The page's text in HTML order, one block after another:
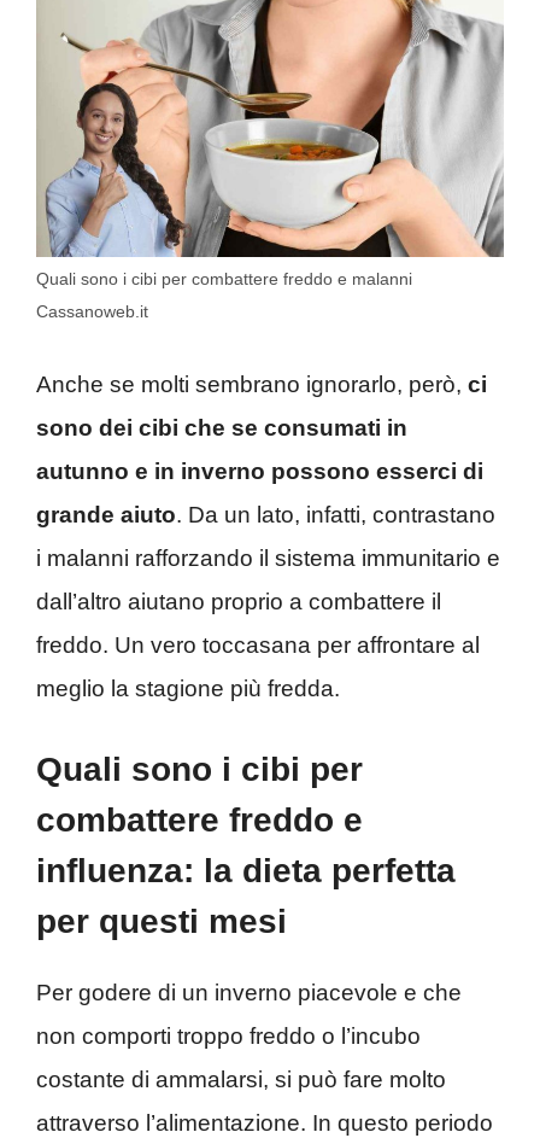
Quali sono i cibi per combattere freddo e malanni
Cassanoweb.it
Anche se molti sembrano ignorarlo, però, ci
sono dei cibi che se consumati in
autunno e in inverno possono esserci di
grande aiuto. Da un lato, infatti, contrastano
i malanni rafforzando il sistema immunitario e
dall’altro aiutano proprio a combattere il
freddo. Un vero toccasana per affrontare al
meglio la stagione più fredda.
Quali sono i cibi per
combattere freddo e
influenza: la dieta perfetta
per questi mesi
Per godere di un inverno piacevole e che
non comporti troppo freddo o l’incubo
costante di ammalarsi, si può fare molto
attraverso l’alimentazione. In questo periodo